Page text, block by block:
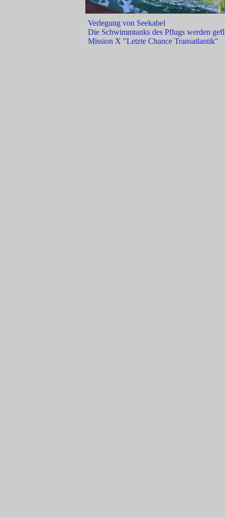
Verlegung von Seekabel
Die Schwimmtanks des Pflugs werden
Mission X "Letzte Chance Transatlantik"